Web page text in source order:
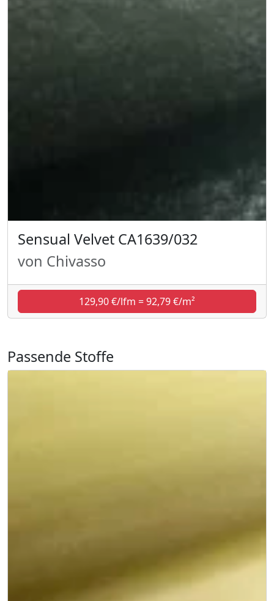
Sensual Velvet CA1639/032
von Chivasso
129,90 €/lfm = 92,79 €/m²
Passende Stoffe